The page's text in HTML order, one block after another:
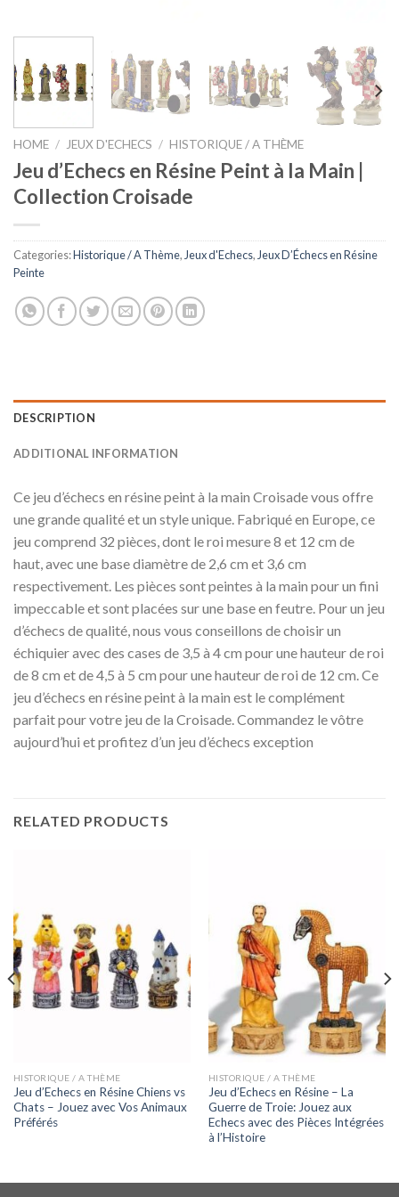
HOME / JEUX D'ECHECS / HISTORIQUE / A THÈME
Jeu d’Echecs en Résine Peint à la Main |
Collection Croisade
Categories:Historique / A Thème, Jeux d'Echecs, Jeux D’Échecs en Résine
Peinte
DESCRIPTION
ADDITIONAL INFORMATION
Ce jeu d’échecs en résine peint à la main Croisade vous offre
une grande qualité et un style unique. Fabriqué en Europe, ce
jeu comprend 32 pièces, dont le roi mesure 8 et 12 cm de
haut, avec une base diamètre de 2,6 cm et 3,6 cm
respectivement. Les pièces sont peintes à la main pour un fini
impeccable et sont placées sur une base en feutre. Pour un jeu
d’échecs de qualité, nous vous conseillons de choisir un
échiquier avec des cases de 3,5 à 4 cm pour une hauteur de roi
de 8 cm et de 4,5 à 5 cm pour une hauteur de roi de 12 cm. Ce
jeu d’échecs en résine peint à la main est le complément
parfait pour votre jeu de la Croisade. Commandez le vôtre
aujourd’hui et profitez d’un jeu d’échecs exception
RELATED PRODUCTS
HISTORIQUE / A THÈME
Jeu d’Echecs en Résine Chiens vs
Chats – Jouez avec Vos Animaux
Préférés
HISTORIQUE / A THÈME
Jeu d’Echecs en Résine – La
Guerre de Troie: Jouez aux
Echecs avec des Pièces Intégrées
à l’Histoire